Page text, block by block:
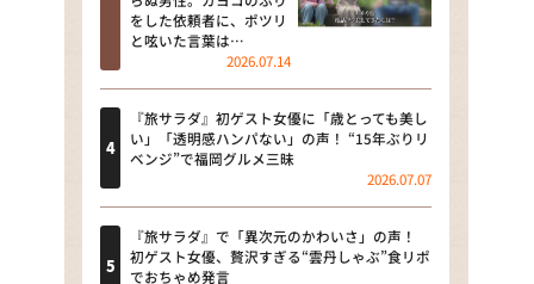
教えて！ニュースライブ 正義の
ミカタ
ＬＩＦＥ～夢のカタチ～
新婚さんいらっしゃい！
ザキ山小屋本館
をした依頼者に、ポツリ
と呟いた言葉は…
2026.07.14
『旅サラダ』初ゲスト女優に「歳とっても美し
い」「透明感ハンパない」の声！ “15年ぶりリ
ベンジ”で福岡グルメ三昧
2026.07.07
『旅サラダ』で「異次元のかわいさ」の声！
初ゲスト女優、贅沢すぎる“雲丹しゃぶ”食リポ
でおちゃめ発言